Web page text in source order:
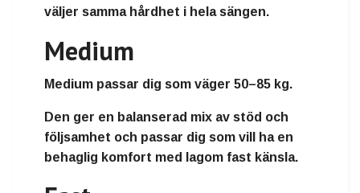
väljer samma hårdhet i hela sängen.
Medium
Medium passar dig som väger 50–85 kg.
Den ger en balanserad mix av stöd och
följsamhet och passar dig som vill ha en
behaglig komfort med lagom fast känsla.